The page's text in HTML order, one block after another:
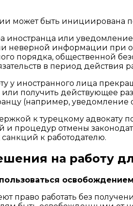
может быть инициирована
иностранца или
неверной информации при
порядка, общественной
в период действия
у иностранного лица
получить действующее
(например, уведомление
к турецкому адвокату
и процедур отмены
к работодателю.
на работу
право работать без